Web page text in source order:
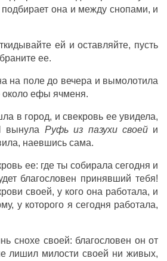
подбирает она и между снопами, и
ей иоставляйте, пусть
бранитеее.
на поледо вечера и вымолотила
ефы ячменя.
в город, исвекровь ееувидела,
вынула Руфь из пазухи своейи
, наевшисьсама.
ее: где ты собирала сегодня и
благословен принявший тебя!
своей, у кого она работала, и
у которого я сегодня работала,
снохе своей: благословен он от
лишил милости своей ниживых,